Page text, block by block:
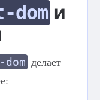
и
делает